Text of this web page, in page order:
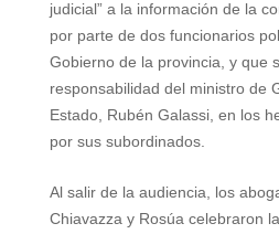
judicial” a la información de la
por parte de dos funcionarios
Gobierno de la provincia, y que
responsabilidad del ministro de
Estado, Rubén Galassi, en los
por sus subordinados.
Al salir de la audiencia, los
Chiavazza y Rosúa celebraron